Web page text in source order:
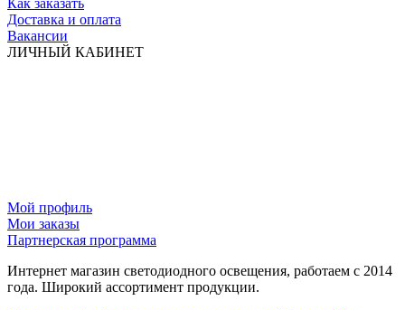
Доставка и оплата
Вакансии
ЛИЧНЫЙ КАБИНЕТ
Мой профиль
Мои заказы
Партнерская программа
Интернет магазин светодиодного освещения, работаем с 2014
года. Широкий ассортимент продукции.